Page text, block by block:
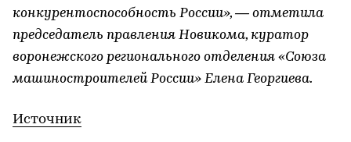
конкурентоспособность России», — отметила
председатель правления Новикома, куратор
воронежского регионального отделения «Союза
машиностроителей России» Елена Георгиева.
Источник